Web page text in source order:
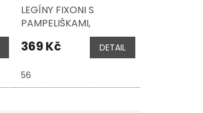
LEGÍNY FIXONI S
PAMPELIŠKAMI,
369 Kč DETAIL
56